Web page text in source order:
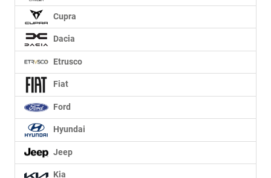
Cupra
Dacia
Etrusco
Fiat
Ford
Hyundai
Jeep
Kia